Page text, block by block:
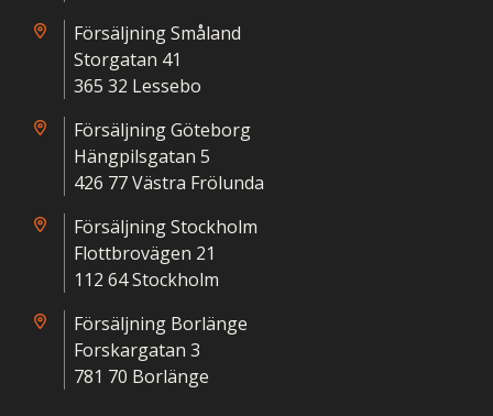
Försäljning Småland
Storgatan 41
365 32 Lessebo
Försäljning Göteborg
Hängpilsgatan 5
426 77 Västra Frölunda
Försäljning Stockholm
Flottbrovägen 21
112 64 Stockholm
Försäljning Borlänge
Forskargatan 3
781 70 Borlänge